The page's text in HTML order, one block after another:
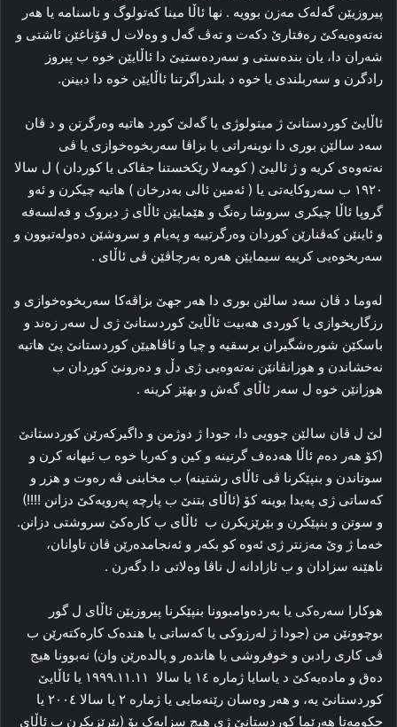
پیروزیێن گەلەک مەزن بوویە . نها ئاڵا مینا کەتولوگ و ناسنامە یا هەر
نەتەوەیەکێ رەفتارێ دکەت و تەڤ گەل و وەلات ل قۆناغێن ئاشتی و
شەران دا، یان بندەستی و سەردەستیێ دا ئاڵایێن خوە ب پیروز
رادگرن و سەربلندی یا خوە د بلندراگرتنا ئاڵایێن خوە دا دبینن.
ئاڵایێ کوردستانێ ژ میتولوژی یا گەلێ کورد هاتیە وەرگرتن و د ڤان
سەد سالێن بوری دا نوینەراتی یا بزاڤا سەربخوەخوازی یا ڤی
نەتەوەی کریە و ژ ئالیێ ( کومەلا رێکخستنا جڤاکی یا کوردان ) ل سالا
١٩٢٠ ب سەروکایەتی یا ( ئەمین ئالی بەدرخان ) هاتیە چیکرن و ئەو
گروپا ئاڵا چیکری سروشا رەنگ و هێمایێن ئاڵای ژ دیروک و فەلسەفە
و ئاینێن کەڤنارێن کوردان وەرگرتییە و پەیام و سروشێن دەولەتبوون و
سەربخوەیی کرییە سیمایێن هەرە بەرچاڤێن ڤی ئاڵای .
لەوما د ڤان سەد سالێن بوری دا هەر جهێ بزاڤەکا سەربخوەخوازی و
رزگاریخوازی یا کوردی هەبیت ئاڵایێ کوردستانێ ژی ل سەر زەند و
باسکێن شورەشگیران برسقیە و چیا و ئاڤاهیێن کوردستانێ پێ هاتیە
نەخشاندن و هوزانڤانێن نەتەوەیی ژی دڵ و دەرونێ کوردان ب
هوزانێن خوە ل سەر ئاڵای گەش و بهێز کرینە .
لێ ل ڤان سالێن چوویی دا، جودا ژ دوژمن و داگیرکەرێن کوردستانێ
(کۆ هەر دەم ئاڵا هەدەف گرتینە و کین و کەربا خوە ب ئیهانە کرن و
سوتاندن و بنپێکرنا ڤی ئاڵای رشتینە) ب مخابنی ڤە رەوت و هزر و
کەساتی ژی پەیدا بوینە کۆ (ئاڵای بتنێ ب پارچە پەرویەکێ دزانن !!!!)
و سوتن و بنپێکرن و بێرێزیکرن ب ئاڵای ب کارەکێ سروشتی دزانن.
خەما ژ وێ مەزنتر ژی ئەوە کو بکەر و ئەنجامدەرێن ڤان تاوانان،
ناهێنە سزادان و ب ئازادانە ل ناڤا وەلاتی دا دگەرن .
هوکارا سەرەکی یا بەردەوامبوونا بنپێکرنا پیروزیێن ئاڵای ل گور
بوچوونێن من (جودا ژ لەرزوکی یا کەساتی یا هندەک کارەکتەرێن ب
ڤی کاری رادبن و خوفروشی یا هاندەر و پالدەرێن وان) نەبوونا هیج
دەق و مادەیەکێ د یاسایا ژمارە ١٤ یا سالا ١٩٩٩.١١.١١ یا ئاڵایێ
کوردستانێ یە، و هەر وەسان رێنەمایی یا ژمارە ٢ یا سالا ٢٠٠٤ یا
حکومەتا هەرێما کوردستانێ ژی هیچ سزایەک بۆ (بێرێزیکرن ب ئاڵای